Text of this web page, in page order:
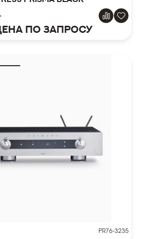
по запросу
PR76-3235